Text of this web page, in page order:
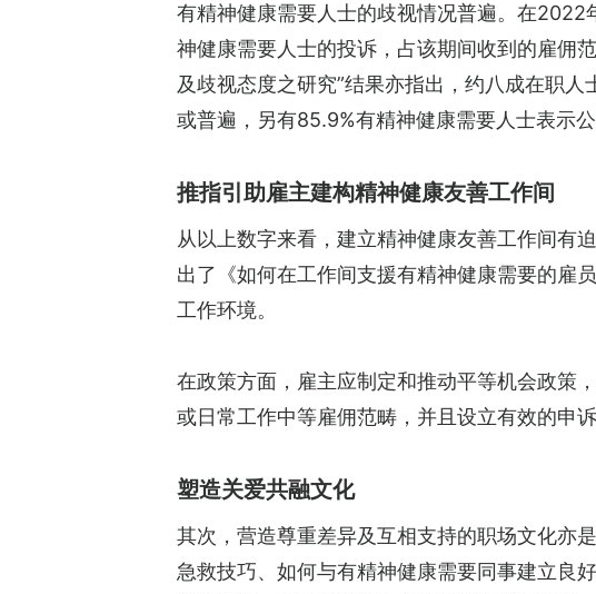
有精神健康需要人士的歧视情况普遍。在
神健康需要人士的投诉，占该期间收到的雇佣
及歧视态度之研究”结果亦指出，约八成在职
或普遍，另有85.9%有精神健康需要人士表示
推指引助雇主建构精神健康友善工作间
从以上数字来看，建立精神健康友善工作间有
出了《如何在工作间支援有精神健康需要的雇
工作环境。
在政策方面，雇主应制定和推动平等机会政策
或日常工作中等雇佣范畴，并且设立有效的申
塑造关爱共融文化
其次，营造尊重差异及互相支持的职场文化亦
急救技巧、如何与有精神健康需要同事建立良